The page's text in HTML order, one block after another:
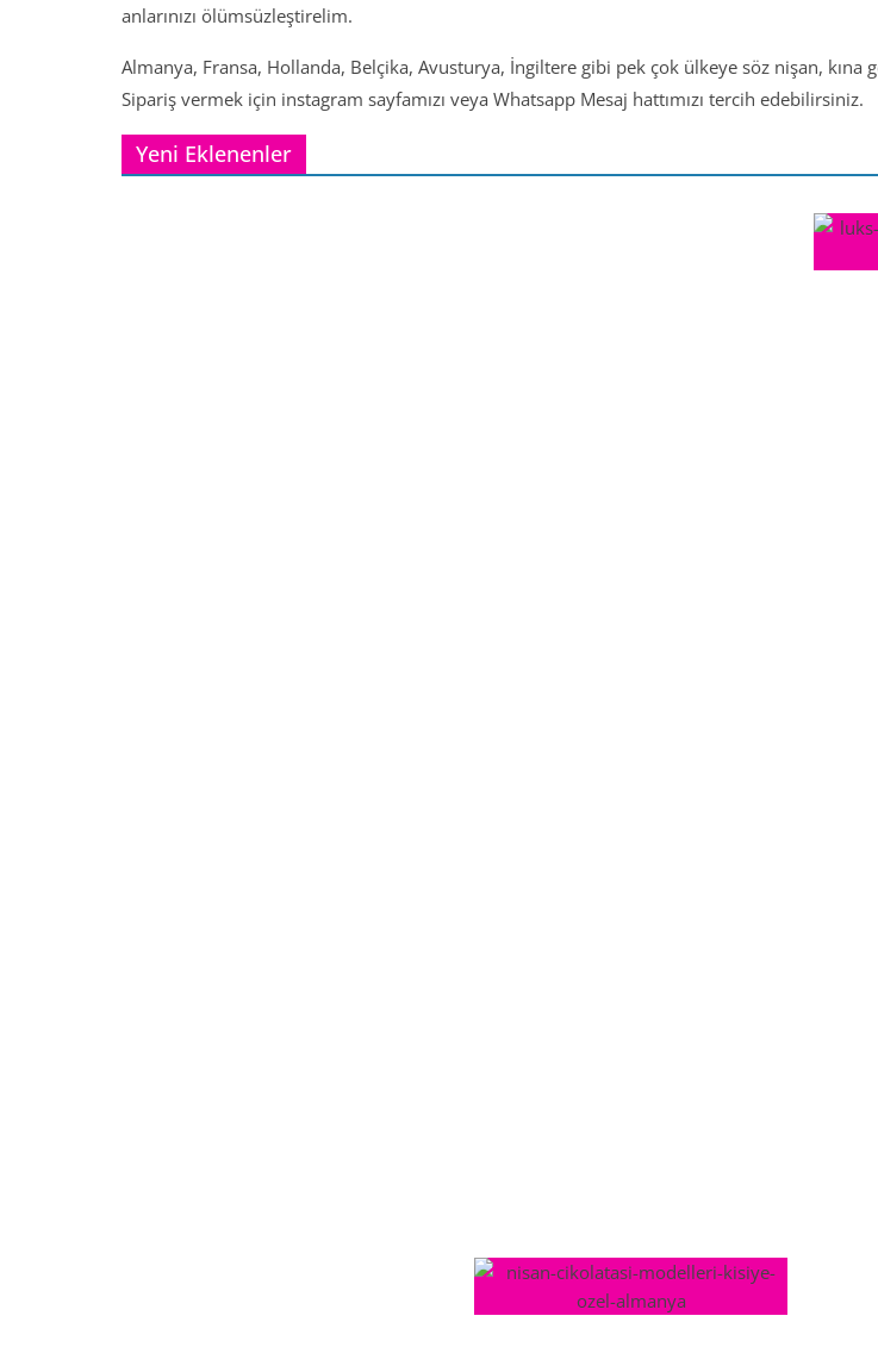
anlarınızı ölümsüzleştirelim.
Almanya, Fransa, Hollanda, Belçika, Avusturya, İngiltere gibi pek çok ülkeye söz nişan,
Sipariş vermek için instagram sayfamızı veya Whatsapp Mesaj hattımızı tercih edebilirsiniz.
Yeni Eklenenler